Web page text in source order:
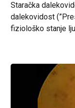
Staračka
dalekovidost
fiziološko stanje
starenjem oka
sposobnosti oka
blizinu. Poput